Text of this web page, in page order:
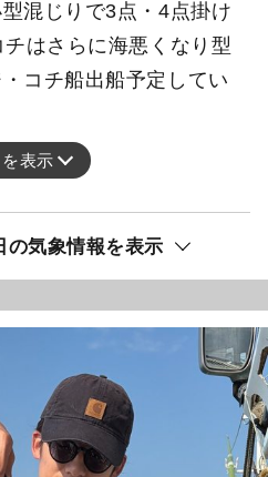
混じりで3点・4点掛け
はさらに海悪くなり型
コチ船出船予定してい
表示
の気象情報を表示